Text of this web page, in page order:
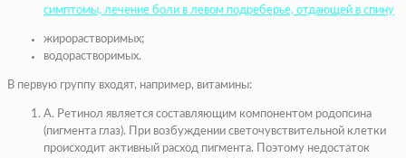
симптомы, лечение боли в левом подреберье, отдающей в спину
жирорастворимых;
водорастворимых.
В первую группу входят, например, витамины:
А. Ретинол является составляющим компонентом родопсина
(пигмента глаз). При возбуждении светочувствительной клетки
происходит активный расход пигмента. Поэтому недостаток